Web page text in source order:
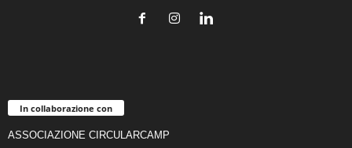
In collaborazione con
ASSOCIAZIONE CIRCULARCAMP